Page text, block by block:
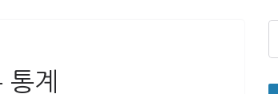
계